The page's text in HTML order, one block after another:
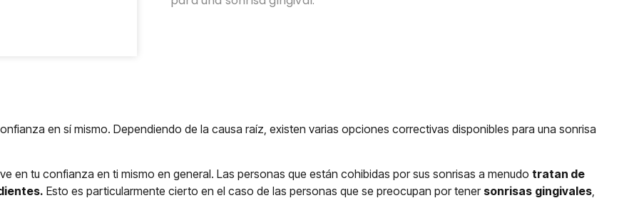
en sí mismo. Dependiendo de la causa raíz, existen varias opciones correctivas disponibles para una sonrisa
en tu confianza en ti mismo en general. Las personas que están cohibidas por sus sonrisas a menudo tratan de
Esto es particularmente cierto en el caso de las personas que se preocupan por tener sonrisas gingivales